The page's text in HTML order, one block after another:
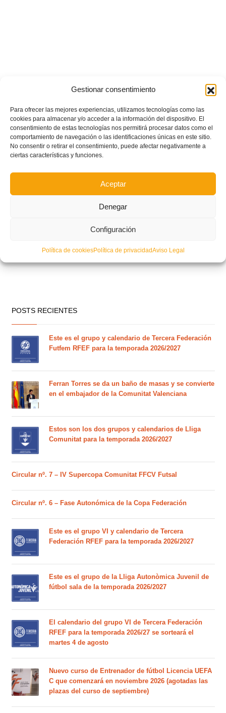
Gestionar consentimiento
Para ofrecer las mejores experiencias, utilizamos tecnologías como las
cookies para almacenar y/o acceder a la información del dispositivo. El
consentimiento de estas tecnologías nos permitirá procesar datos como el
comportamiento de navegación o las identificaciones únicas en este sitio.
No consentir o retirar el consentimiento, puede afectar negativamente a
ciertas características y funciones.
Aceptar
Denegar
Configuración
Política de cookiesPolítica de privacidadAviso Legal
POSTS RECIENTES
Este es el grupo y calendario de Tercera Federación
Futfem RFEF para la temporada 2026/2027
Ferran Torres se da un baño de masas y se convierte
en el embajador de la Comunitat Valenciana
Estos son los dos grupos y calendarios de Lliga
Comunitat para la temporada 2026/2027
Circular nº. 7 – IV Supercopa Comunitat FFCV Futsal
Circular nº. 6 – Fase Autonómica de la Copa Federación
Este es el grupo VI y calendario de Tercera
Federación RFEF para la temporada 2026/2027
Este es el grupo de la Lliga Autonòmica Juvenil de
fútbol sala de la temporada 2026/2027
El calendario del grupo VI de Tercera Federación
RFEF para la temporada 2026/27 se sorteará el
martes 4 de agosto
Nuevo curso de Entrenador de fútbol Licencia UEFA
C que comenzará en noviembre 2026 (agotadas las
plazas del curso de septiembre)